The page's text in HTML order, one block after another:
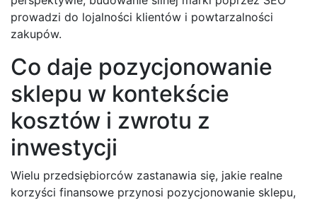
prowadzi do lojalności klientów i powtarzalności
zakupów.
Co daje pozycjonowanie
sklepu w kontekście
kosztów i zwrotu z
inwestycji
Wielu przedsiębiorców zastanawia się, jakie realne
korzyści finansowe przynosi pozycjonowanie sklepu,